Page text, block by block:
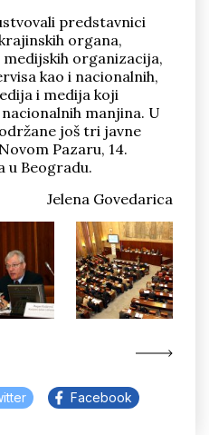
Facebook
predstavnici
organa,
organizacija,
kao i nacionalnih,
i medija koji
manjina. U
još tri javne
Pazaru, 14.
u Beogradu.
Jelena Govedarica